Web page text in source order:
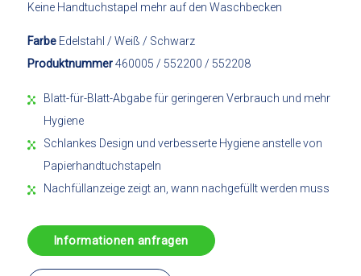
Keine Handtuchstapel mehr auf den Waschbecken
FarbeEdelstahl / Weiß / Schwarz
Produktnummer460005 / 552200 / 552208
Blatt-für-Blatt-Abgabe für geringeren Verbrauch und mehr
Hygiene
Schlankes Design und verbesserte Hygiene anstelle von
Papierhandtuchstapeln
Nachfüllanzeige zeigt an, wann nachgefüllt werden muss
Informationen anfragen